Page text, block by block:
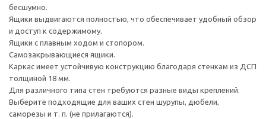
бесшумно.
Ящики выдвигаются полностью, что обеспечивает удобный обзор
и доступ к содержимому.
Ящики с плавным ходом и стопором.
Самозакрывающиеся ящики.
Каркас имеет устойчивую конструкцию благодаря стенкам из ДСП
толщиной 18 мм.
Для различного типа стен требуются разные виды креплений.
Выберите подходящие для ваших стен шурупы, дюбели,
саморезы и т. п. (не прилагаются).